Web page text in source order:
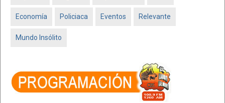
Economía Policiaca Eventos Relevante
Mundo Insólito